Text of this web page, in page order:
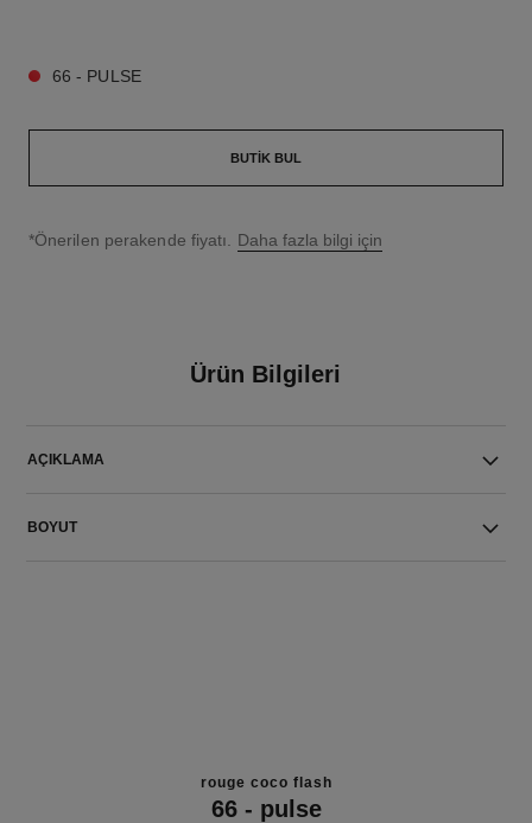
66 - PULSE
BUTIK BUL
↩
*Önerilen perakende fiyatı. Daha fazla bilgi için
Ürün Bilgileri
AÇIKLAMA
BOYUT
rouge coco flash
66 - pulse